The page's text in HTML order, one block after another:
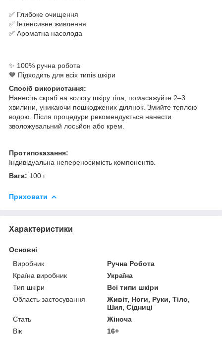
✅ Глибоке очищення
✅ Інтенсивне живлення
✅ Ароматна насолода
✨ 100% ручна робота
🧡 Підходить для всіх типів шкіри
Спосіб використання:
Нанесіть скраб на вологу шкіру тіла, помасажуйте 2–3
хвилини, уникаючи пошкоджених ділянок. Змийте теплою
водою. Після процедури рекомендується нанести
зволожувальний лосьйон або крем.
Протипоказання:
Індивідуальна непереносимість компонентів.
Вага: 100 г
Приховати
Характеристики
Основні
Виробник
Ручна Робота
Країна виробник
Україна
Тип шкіри
Всі типи шкіри
Область застосування
Живіт, Ноги, Руки, Тіло,
Шия, Сідниці
Стать
Жіноча
Вік
16+